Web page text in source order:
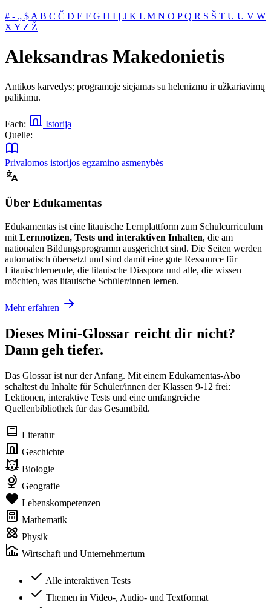
# ‐ „ $ A B C Č D E F G H I Į J K L M N O PQ R S Š T U Ū V W
X Y Z Ž
Aleksandras Makedonietis
Antikos karvedys; programoje siejamas su helenizmu ir užkariavimų
palikimu.
Fach:
Istorija
Quelle:
Privalomos istorijos egzamino asmenybės
Über Edukamentas
Edukamentas ist eine litauische Lernplattform zum Schulcurriculum
mit Lernnotizen, Tests und interaktiven Inhalten, die am
nationalen Bildungsprogramm ausgerichtet sind. Die Seiten werden
automatisch übersetzt und sind damit eine gute Ressource für
Litauischlernende, die litauische Diaspora und alle, die wissen
möchten, was litauische Schüler/innen lernen.
Mehr erfahren
Dieses Mini-Glossar reicht dir nicht?
Dann geh tiefer.
Das Glossar ist nur der Anfang. Mit einem Edukamentas-Abo
schaltest du Inhalte für Schüler/innen der Klassen 9-12 frei:
Lektionen, interaktive Tests und eine umfangreiche
Quellenbibliothek für das Gesamtbild.
Literatur
Geschichte
Biologie
Geografie
Lebenskompetenzen
Mathematik
Physik
Wirtschaft und Unternehmertum
Alle interaktiven Tests
Themen in Video-, Audio- und Textformat